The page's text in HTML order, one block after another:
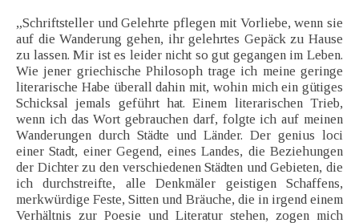
„Schriftsteller und Gelehrte pflegen mit Vorliebe, wenn sie
auf die Wanderung gehen, ihr gelehrtes Gepäck zu Hause
zu lassen. Mir ist es leider nicht so gut gegangen im Leben.
Wie jener griechische Philosoph trage ich meine geringe
literarische Habe überall dahin mit, wohin mich ein gütiges
Schicksal jemals geführt hat. Einem literarischen Trieb,
wenn ich das Wort gebrauchen darf, folgte ich auf meinen
Wanderungen durch Städte und Länder. Der genius loci
einer Stadt, einer Gegend, eines Landes, die Beziehungen
der Dichter zu den verschiedenen Städten und Gebieten, die
ich durchstreifte, alle Denkmäler geistigen Schaffens,
merkwürdige Feste, Sitten und Bräuche, die in irgend einem
Verhältnis zur Poesie und Literatur stehen, zogen mich